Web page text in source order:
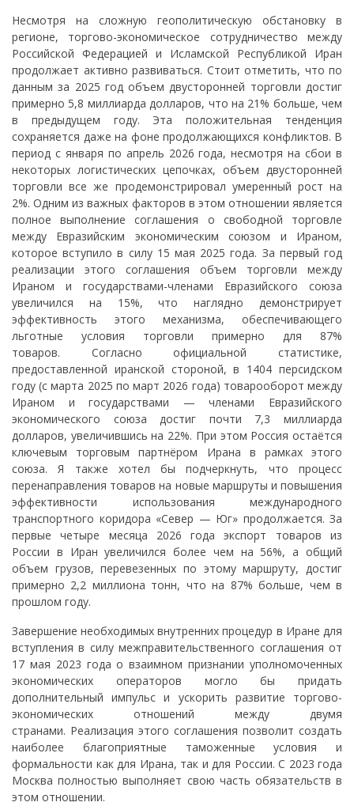
Несмотря на сложную геополитическую обстановку в
регионе, торгово-экономическое сотрудничество между
Российской Федерацией и Исламской Республикой Иран
продолжает активно развиваться. Стоит отметить, что по
данным за 2025 год объем двусторонней торговли достиг
примерно 5,8 миллиарда долларов, что на 21% больше, чем
в предыдущем году. Эта положительная тенденция
сохраняется даже на фоне продолжающихся конфликтов. В
период с января по апрель 2026 года, несмотря на сбои в
некоторых логистических цепочках, объем двусторонней
торговли все же продемонстрировал умеренный рост на
2%. Одним из важных факторов в этом отношении является
полное выполнение соглашения о свободной торговле
между Евразийским экономическим союзом и Ираном,
которое вступило в силу 15 мая 2025 года. За первый год
реализации этого соглашения объем торговли между
Ираном и государствами-членами Евразийского союза
увеличился на 15%, что наглядно демонстрирует
эффективность этого механизма, обеспечивающего
льготные условия торговли примерно для 87%
товаров. Согласно официальной статистике,
предоставленной иранской стороной, в 1404 персидском
году (с марта 2025 по март 2026 года) товарооборот между
Ираном и государствами — членами Евразийского
экономического союза достиг почти 7,3 миллиарда
долларов, увеличившись на 22%. При этом Россия остаётся
ключевым торговым партнёром Ирана в рамках этого
союза. Я также хотел бы подчеркнуть, что процесс
перенаправления товаров на новые маршруты и повышения
эффективности использования международного
транспортного коридора «Север — Юг» продолжается. За
первые четыре месяца 2026 года экспорт товаров из
России в Иран увеличился более чем на 56%, а общий
объем грузов, перевезенных по этому маршруту, достиг
примерно 2,2 миллиона тонн, что на 87% больше, чем в
прошлом году.
Завершение необходимых внутренних процедур в Иране для
вступления в силу межправительственного соглашения от
17 мая 2023 года о взаимном признании уполномоченных
экономических операторов могло бы придать
дополнительный импульс и ускорить развитие торгово-
экономических отношений между двумя
странами. Реализация этого соглашения позволит создать
наиболее благоприятные таможенные условия и
формальности как для Ирана, так и для России. С 2023 года
Москва полностью выполняет свою часть обязательств в
этом отношении.